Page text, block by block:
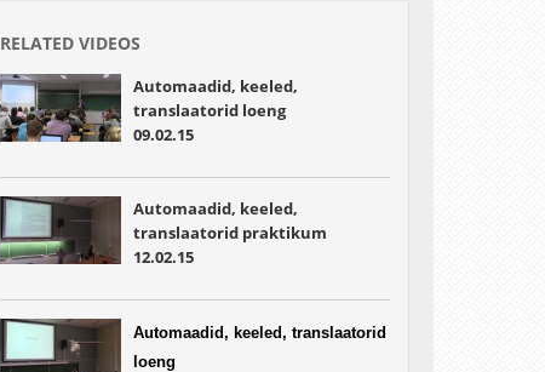
RELATED VIDEOS
Automaadid, keeled,
translaatorid loeng
09.02.15
Automaadid, keeled,
translaatorid praktikum
12.02.15
Automaadid, keeled, translaatorid
loeng